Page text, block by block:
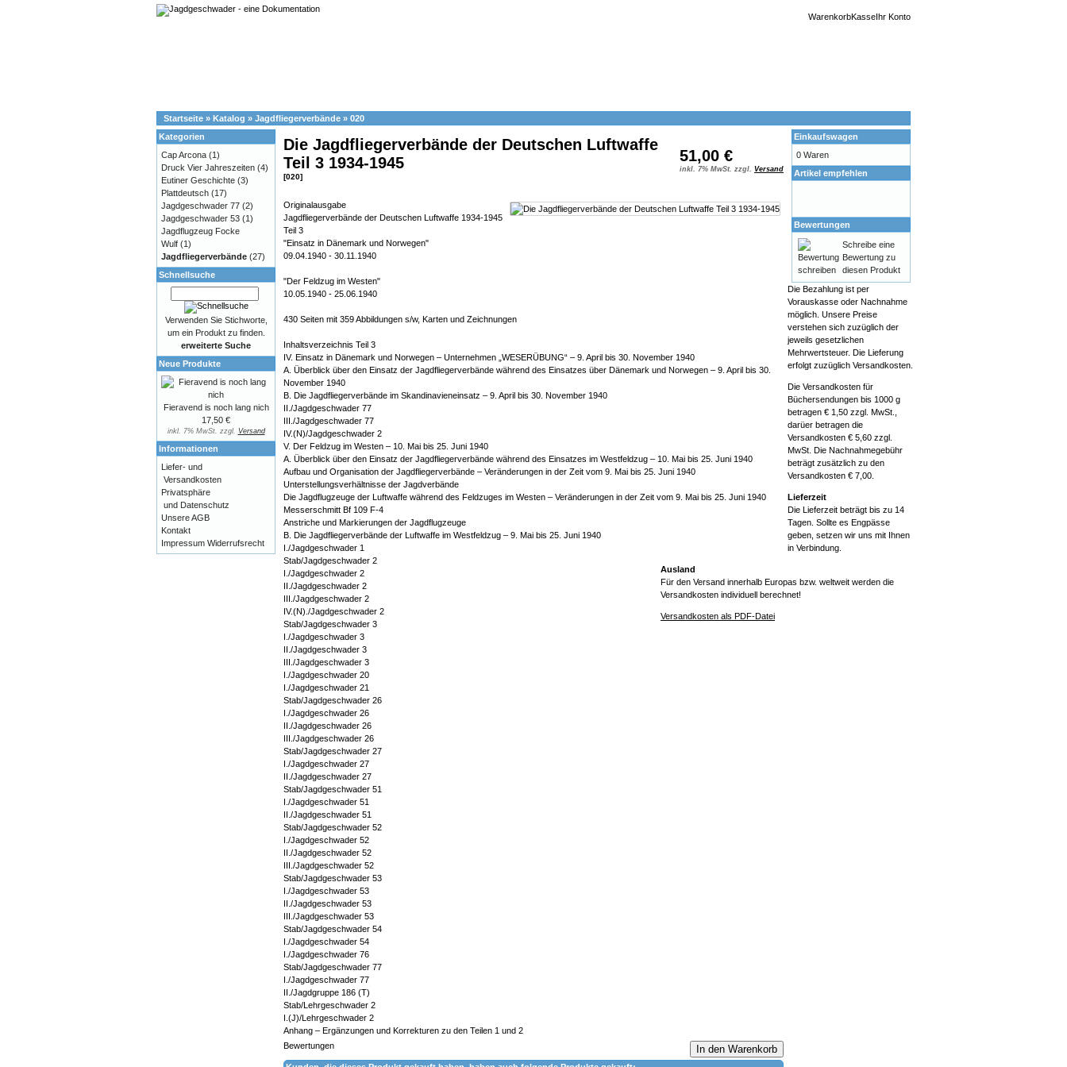
WarenkorbKasseIhr Konto
Startseite » Katalog » Jagdfliegerverbände » 020
51,00 €
inkl. 7% MwSt. zzgl. Versand
Die Jagdfliegerverbände der Deutschen Luftwaffe
Teil 3 1934-1945
[020]
Originalausgabe
Jagdfliegerverbände der Deutschen Luftwaffe 1934-1945
Teil 3
"Einsatz in Dänemark und Norwegen"
09.04.1940 - 30.11.1940
"Der Feldzug im Westen"
10.05.1940 - 25.06.1940
430 Seiten mit 359 Abbildungen s/w, Karten und Zeichnungen
Inhaltsverzeichnis Teil 3
IV. Einsatz in Dänemark und Norwegen – Unternehmen „WESERÜBUNG“ – 9. April bis 30. November 1940
A. Überblick über den Einsatz der Jagdfliegerverbände während des Einsatzes über Dänemark und Norwegen – 9. April bis 30.
November 1940
B. Die Jagdfliegerverbände im Skandinavieneinsatz – 9. April bis 30. November 1940
II./Jagdgeschwader 77
III./Jagdgeschwader 77
IV.(N)/Jagdgeschwader 2
V. Der Feldzug im Westen – 10. Mai bis 25. Juni 1940
A. Überblick über den Einsatz der Jagdfliegerverbände während des Einsatzes im Westfeldzug – 10. Mai bis 25. Juni 1940
Aufbau und Organisation der Jagdfliegerverbände – Veränderungen in der Zeit vom 9. Mai bis 25. Juni 1940
Unterstellungsverhältnisse der Jagdverbände
Die Jagdflugzeuge der Luftwaffe während des Feldzuges im Westen – Veränderungen in der Zeit vom 9. Mai bis 25. Juni 1940
Messerschmitt Bf 109 F-4
Anstriche und Markierungen der Jagdflugzeuge
B. Die Jagdfliegerverbände der Luftwaffe im Westfeldzug – 9. Mai bis 25. Juni 1940
I./Jagdgeschwader 1
Stab/Jagdgeschwader 2
I./Jagdgeschwader 2
II./Jagdgeschwader 2
III./Jagdgeschwader 2
IV.(N)./Jagdgeschwader 2
Stab/Jagdgeschwader 3
I./Jagdgeschwader 3
II./Jagdgeschwader 3
III./Jagdgeschwader 3
I./Jagdgeschwader 20
I./Jagdgeschwader 21
Stab/Jagdgeschwader 26
I./Jagdgeschwader 26
II./Jagdgeschwader 26
III./Jagdgeschwader 26
Stab/Jagdgeschwader 27
I./Jagdgeschwader 27
II./Jagdgeschwader 27
Stab/Jagdgeschwader 51
I./Jagdgeschwader 51
II./Jagdgeschwader 51
Stab/Jagdgeschwader 52
I./Jagdgeschwader 52
II./Jagdgeschwader 52
III./Jagdgeschwader 52
Stab/Jagdgeschwader 53
I./Jagdgeschwader 53
II./Jagdgeschwader 53
III./Jagdgeschwader 53
Stab/Jagdgeschwader 54
I./Jagdgeschwader 54
I./Jagdgeschwader 76
Stab/Jagdgeschwader 77
I./Jagdgeschwader 77
II./Jagdgruppe 186 (T)
Stab/Lehrgeschwader 2
I.(J)/Lehrgeschwader 2
Anhang – Ergänzungen und Korrekturen zu den Teilen 1 und 2
In den Warenkorb
Bewertungen
Kategorien
Cap Arcona (1)
Druck Vier Jahreszeiten (4)
Eutiner Geschichte (3)
Plattdeutsch (17)
Jagdgeschwader 77 (2)
Jagdgeschwader 53 (1)
Jagdflugzeug Focke
Wulf (1)
Jagdfliegerverbände (27)
Schnellsuche
Verwenden Sie Stichworte,
um ein Produkt zu finden.
erweiterte Suche
Neue Produkte
Fieravend is noch lang nich
17,50 €
inkl. 7% MwSt. zzgl. Versand
Informationen
Liefer- und
Versandkosten
Privatsphäre
und Datenschutz
Unsere AGB
Kontakt
Impressum Widerrufsrecht
Einkaufswagen
0 Waren
Artikel empfehlen
Bewertungen
Schreibe eine
Bewertung zu
diesen Produkt
Die Bezahlung ist per
Vorauskasse oder Nachnahme
möglich. Unsere Preise
verstehen sich zuzüglich der
jeweils gesetzlichen
Mehrwertsteuer. Die Lieferung
erfolgt zuzüglich Versandkosten.
Die Versandkosten für
Büchersendungen bis 1000 g
betragen € 1,50 zzgl. MwSt.,
darüer betragen die
Versandkosten € 5,60 zzgl.
MwSt. Die Nachnahmegebühr
beträgt zusätzlich zu den
Versandkosten € 7,00.
Lieferzeit
Die Lieferzeit beträgt bis zu 14
Tagen. Sollte es Engpässe
geben, setzen wir uns mit Ihnen
in Verbindung.
Ausland
Für den Versand innerhalb Europas bzw. weltweit werden die
Versandkosten individuell berechnet!
Versandkosten als PDF-Datei